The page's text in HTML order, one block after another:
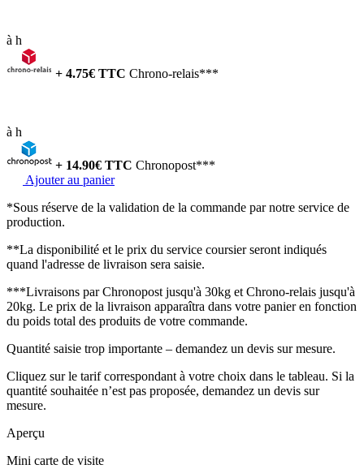
à h
+ 4.75€ TTC Chrono-relais***
à h
+ 14.90€ TTC Chronopost***
Ajouter au panier
*Sous réserve de la validation de la commande par notre service de
production.
**La disponibilité et le prix du service coursier seront indiqués
quand l'adresse de livraison sera saisie.
***Livraisons par Chronopost jusqu'à 30kg et Chrono-relais jusqu'à
20kg. Le prix de la livraison apparaîtra dans votre panier en fonction
du poids total des produits de votre commande.
Quantité saisie trop importante – demandez un devis sur mesure.
Cliquez sur le tarif correspondant à votre choix dans le tableau. Si la
quantité souhaitée n’est pas proposée, demandez un devis sur
mesure.
Aperçu
Mini carte de visite